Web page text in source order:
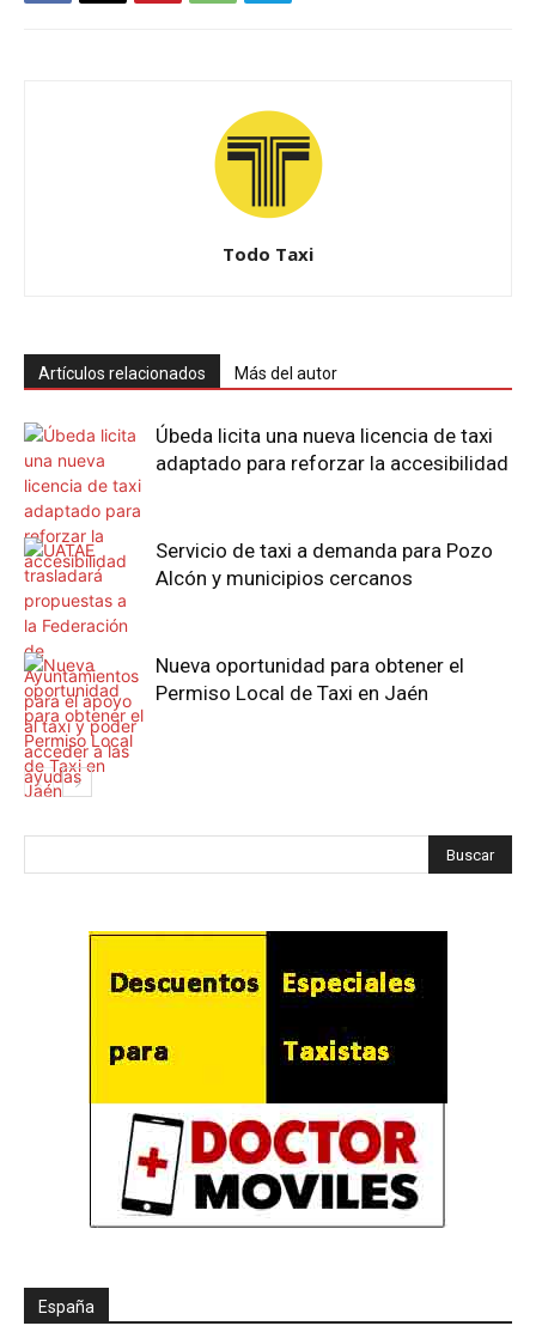
Todo Taxi
Artículos relacionados Más del autor
Úbeda licita una nueva licencia de taxi
adaptado para reforzar la accesibilidad
Servicio de taxi a demanda para Pozo
Alcón y municipios cercanos
Nueva oportunidad para obtener el
Permiso Local de Taxi en Jaén
España